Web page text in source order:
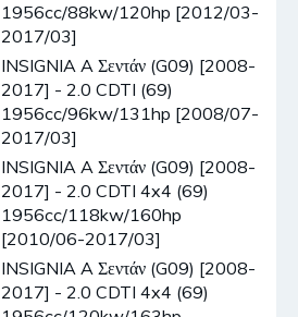
1956cc/88kw/120hp [2012/03-
2017/03]
INSIGNIA A Σεντάν (G09) [2008-
2017] - 2.0 CDTI (69)
1956cc/96kw/131hp [2008/07-
2017/03]
INSIGNIA A Σεντάν (G09) [2008-
2017] - 2.0 CDTI 4x4 (69)
1956cc/118kw/160hp
[2010/06-2017/03]
INSIGNIA A Σεντάν (G09) [2008-
2017] - 2.0 CDTI 4x4 (69)